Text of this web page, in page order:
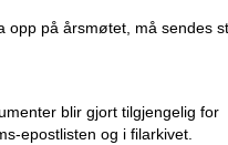
opp på årsmøtet, må sendes st
enter blir gjort tilgjengelig for
epostlisten og i filarkivet.